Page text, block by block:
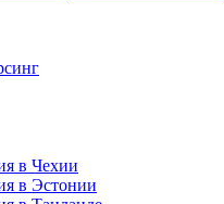
в Чехии
в Эстонии